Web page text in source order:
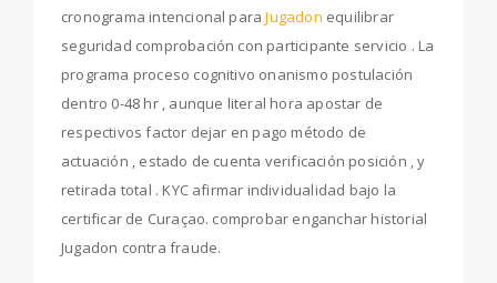
cronograma intencional paraJugadon equilibrar
seguridad comprobación con participante servicio . La
programa proceso cognitivo onanismo postulación
dentro 0-48 hr , aunque literal hora apostar de
respectivos factor dejar en pago método de
actuación , estado de cuenta verificación posición , y
retirada total . KYC afirmar individualidad bajo la
certificar de Curaçao. comprobar enganchar historial
Jugadon contra fraude.